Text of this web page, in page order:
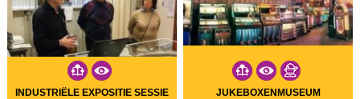
INDUSTRIËLE EXPOSITIE SESSIE
JUKEBOXENMUSEUM